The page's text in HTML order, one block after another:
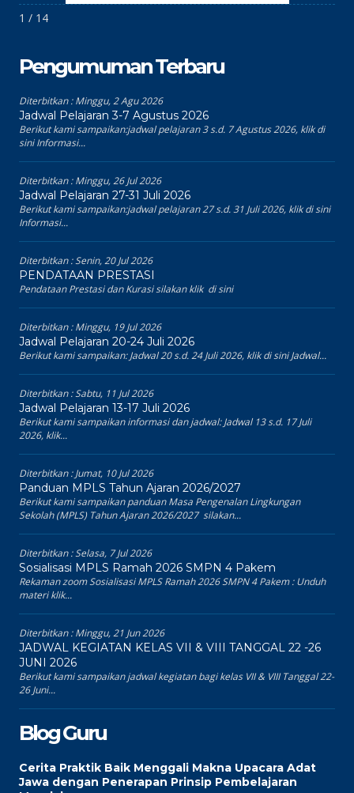
1 / 14
Pengumuman Terbaru
Diterbitkan :Minggu, 2 Agu 2026
Jadwal Pelajaran 3-7 Agustus 2026
Berikut kami sampaikan:jadwal pelajaran 3 s.d. 7 Agustus 2026, klik di
sini Informasi...
Diterbitkan :Minggu, 26 Jul 2026
Jadwal Pelajaran 27-31 Juli 2026
Berikut kami sampaikan:jadwal pelajaran 27 s.d. 31 Juli 2026, klik di sini
Informasi...
Diterbitkan :Senin, 20 Jul 2026
PENDATAAN PRESTASI
Pendataan Prestasi dan Kurasi silakan klik di sini
Diterbitkan :Minggu, 19 Jul 2026
Jadwal Pelajaran 20-24 Juli 2026
Berikut kami sampaikan: Jadwal 20 s.d. 24 Juli 2026, klik di sini Jadwal...
Diterbitkan :Sabtu, 11 Jul 2026
Jadwal Pelajaran 13-17 Juli 2026
Berikut kami sampaikan informasi dan jadwal: Jadwal 13 s.d. 17 Juli
2026, klik...
Diterbitkan :Jumat, 10 Jul 2026
Panduan MPLS Tahun Ajaran 2026/2027
Berikut kami sampaikan panduan Masa Pengenalan Lingkungan
Sekolah (MPLS) Tahun Ajaran 2026/2027 silakan...
Diterbitkan :Selasa, 7 Jul 2026
Sosialisasi MPLS Ramah 2026 SMPN 4 Pakem
Rekaman zoom Sosialisasi MPLS Ramah 2026 SMPN 4 Pakem : Unduh
materi klik...
Diterbitkan :Minggu, 21 Jun 2026
JADWAL KEGIATAN KELAS VII & VIII TANGGAL 22 -26
JUNI 2026
Berikut kami sampaikan jadwal kegiatan bagi kelas VII & VIII Tanggal 22-
26 Juni...
Blog Guru
Cerita Praktik Baik Menggali Makna Upacara Adat
Jawa dengan Penerapan Prinsip Pembelajaran